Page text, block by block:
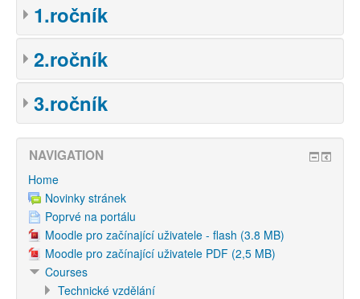
1.ročník
2.ročník
3.ročník
NAVIGATION
Home
Novinky stránek
Poprvé na portálu
Moodle pro začínající uživatele - flash (3.8 MB)
Moodle pro začínající uživatele PDF (2,5 MB)
Courses
Technické vzdělání